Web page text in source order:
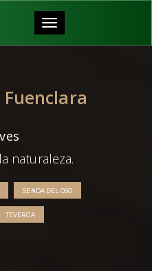
Toggle
naturaleza.
SENDA DEL OSO
TEVERGA